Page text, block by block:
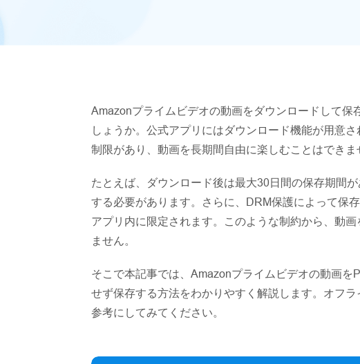
Amazonプライムビデオの動画をダウンロードして
しょうか。公式アプリにはダウンロード機能が用意
制限があり、動画を長期間自由に楽しむことはできま
たとえば、ダウンロード後は最大30日間の保存期間
する必要があります。さらに、DRM保護によって保
アプリ内に限定されます。このような制約から、動
ません。
そこで本記事では、Amazonプライムビデオの動画を
せず保存する方法をわかりやすく解説します。オフ
参考にしてみてください。